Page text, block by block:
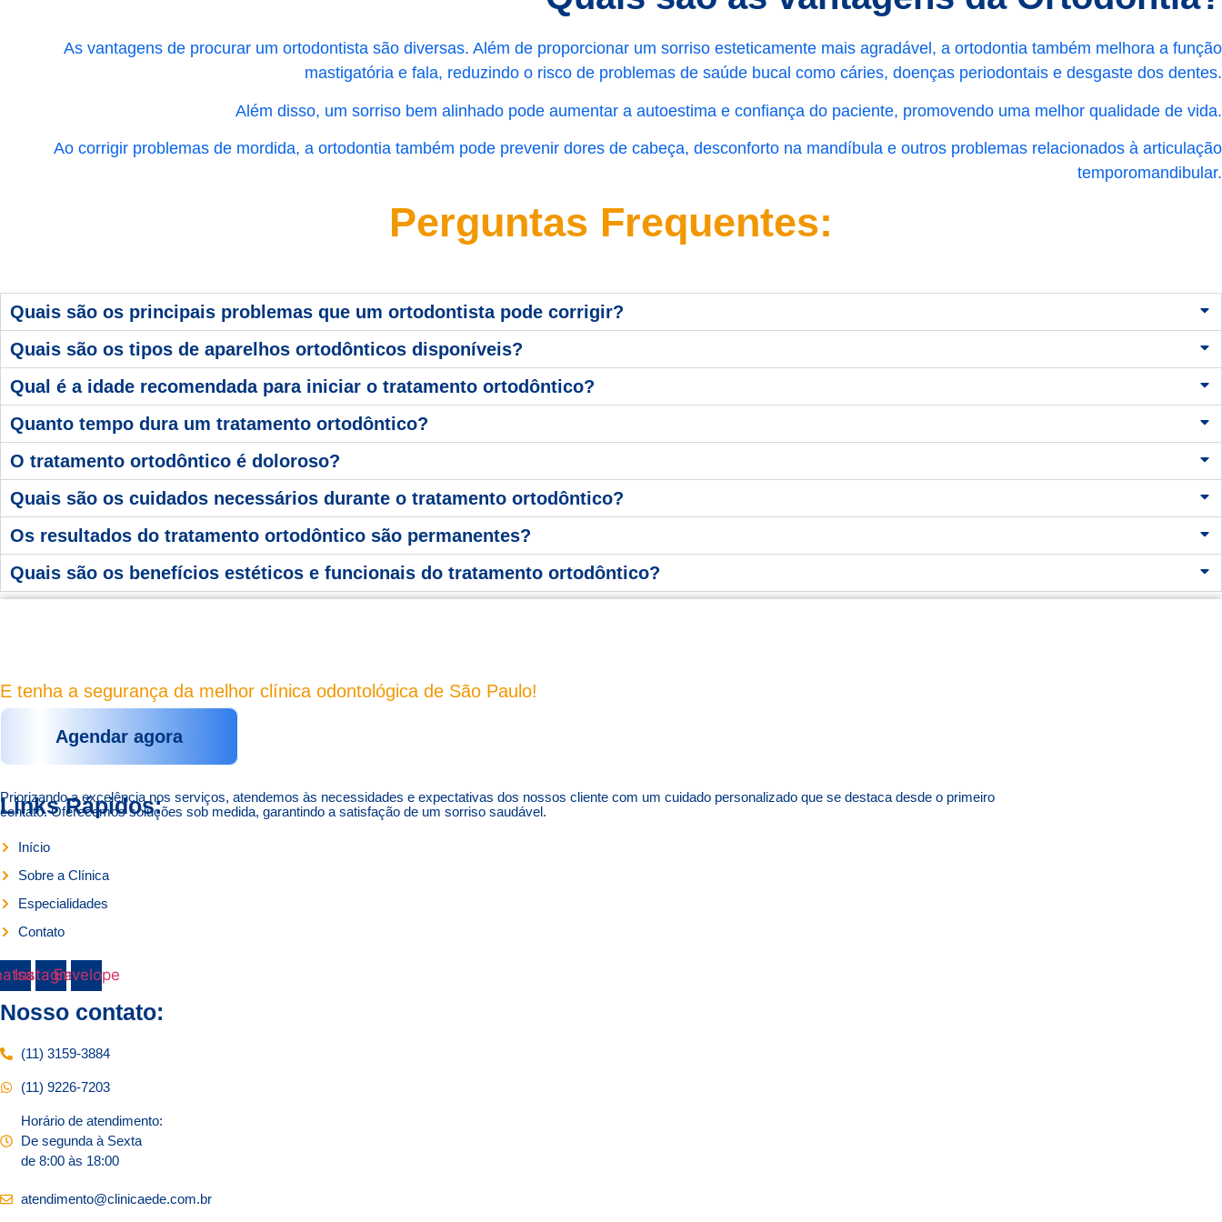
As vantagens de procurar um ortodontista são diversas. Além de proporcionar um sorriso esteticamente mais agradável, a ortodontia também melhora a função
mastigatória e fala, reduzindo o risco de problemas de saúde bucal como cáries, doenças periodontais e desgaste dos dentes.
Além disso, um sorriso bem alinhado pode aumentar a autoestima e confiança do paciente, promovendo uma melhor qualidade de vida.
Ao corrigir problemas de mordida, a ortodontia também pode prevenir dores de cabeça, desconforto na mandíbula e outros problemas relacionados à articulação
temporomandibular.
Perguntas Frequentes:
Quais são os principais problemas que um ortodontista pode corrigir?
Quais são os tipos de aparelhos ortodônticos disponíveis?
Qual é a idade recomendada para iniciar o tratamento ortodôntico?
Quanto tempo dura um tratamento ortodôntico?
O tratamento ortodôntico é doloroso?
Quais são os cuidados necessários durante o tratamento ortodôntico?
Os resultados do tratamento ortodôntico são permanentes?
Quais são os benefícios estéticos e funcionais do tratamento ortodôntico?
E tenha a segurança da melhor clínica odontológica de São Paulo!
Agendar agora
Priorizando a excelência nos serviços, atendemos às necessidades e expectativas dos nossos cliente com um cuidado personalizado que se destaca desde o primeiro
contato. Oferecemos soluções sob medida, garantindo a satisfação de um sorriso saudável.
Links Rápidos:
Início
Sobre a Clínica
Especialidades
Contato
InstagramEnvelope
Nosso contato:
(11) 3159-3884
(11) 9226-7203
Horário de atendimento:
De segunda à Sexta
de 8:00 às 18:00
atendimento@clinicaede.com.br